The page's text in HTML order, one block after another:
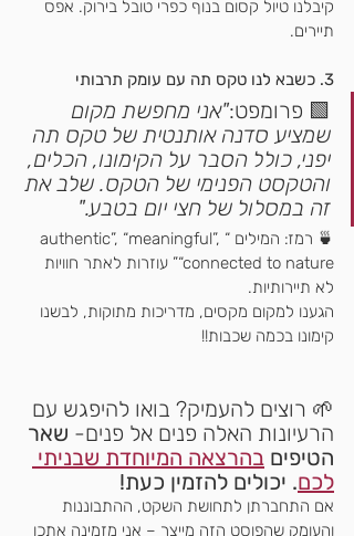
קיבלנו טיול קסום בנוף כפרי טובל בירוק. אפס
תיירים.
3. כשבא לנו טקס תה עם עומק תרבותי
🟩 פרומפט:"אני מחפשת מקום
שמציע סדנה אותנטית של טקס תה
יפני, כולל הסבר על הקימונו, הכלים,
והטקסט הפנימי של הטקס. שלב את
זה במסלול של חצי יום בטבע."
🍵 רמז: המילים “authentic”, “meaningful”,
“connected to nature” עוזרות לאתר חוויות
לא תיירותיות.
הגענו למקום מקסים, מדריכות מתוקות, לבשנו
קימונו בכמה שכבות!!
🌱 רוצים להעמיק? בואו להיפגש עם
הרעיונות האלה פנים אל פנים- שאר
הטיפים בהרצאה המיוחדת שבניתי
לכם. יכולים להזמין כעת!
אם התחברתן לתחושת השקט, ההתבוננות
והעומק שהפוסט הזה מייצר – אני מזמינה אתכן